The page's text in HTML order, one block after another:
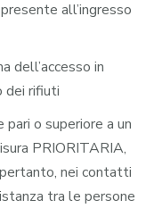
all’ingresso
dell’accesso in
dei rifiuti
o superiore a un
PRIORITARIA,
nei contatti
tra le persone